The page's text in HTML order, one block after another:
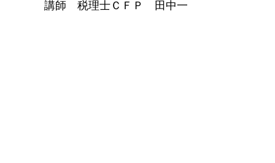
講師 税理士ＣＦＰ 田中一